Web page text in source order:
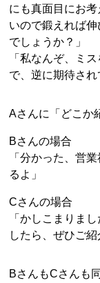
にも真面目にお
いので鍛えれば
でしょうか？」
「私なんぞ、ミ
で、逆に期待され
Aさんに「どこ
Bさんの場合
「分かった、営
るよ」
Cさんの場合
「かしこまりま
したら、ぜひご紹
BさんもCさんも